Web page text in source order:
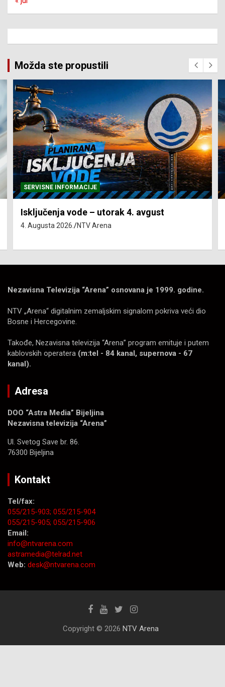
Možda ste propustili
SERVISNE INFORMACIJE
Isključenja vode – utorak 4. avgust
4. Augusta 2026. NTV Arena
Nezavisna Televizija “Arena” osnovana je 1999. godine.
NTV „Arena“ digitalnim zemaljskim signalom pokriva veći dio
Bosne i Hercegovine.
Takođe, Nezavisna televizija “Arena” program emituje i putem
kablovskih operatera (m:tel - 84 kanal, supernova - 67
kanal).
Adresa
DOO “Astra Media” Bijeljina
Nezavisna televizija “Arena”
Ul. Svetog Save br. 86.
76300 Bijeljina
Kontakt
Tel/fax:
055/215-903; 055/215-904
055/215-905; 055/215-906
Email:
info@ntvarena.com
astramedia@telrad.net
Web: desk@ntvarena.com
Copyright © 2026 NTV Arena